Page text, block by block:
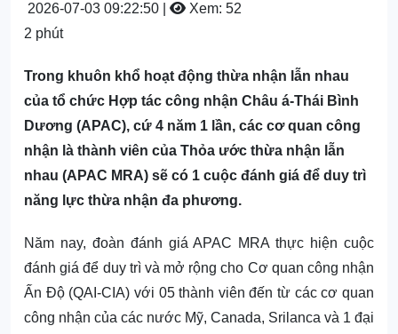
2026-07-03 09:22:50 |
Xem: 52
2 phút
Trong khuôn khổ hoạt động thừa nhận lẫn nhau
của tổ chức Hợp tác công nhận Châu á-Thái Bình
Dương (APAC), cứ 4 năm 1 lần, các cơ quan công
nhận là thành viên của Thỏa ước thừa nhận lẫn
nhau (APAC MRA) sẽ có 1 cuộc đánh giá để duy trì
năng lực thừa nhận đa phương.
Năm nay, đoàn đánh giá APAC MRA thực hiện cuộc
đánh giá để duy trì và mở rộng cho Cơ quan công nhận
Ấn Độ (QAI-CIA) với 05 thành viên đến từ các cơ quan
công nhận của các nước Mỹ, Canada, Srilanca và 1 đại